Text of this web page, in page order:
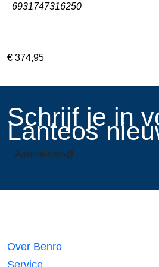
6931747316250
€ 374,95
​Schrijf je in
Lanteos
Aanmelden
Over Benro